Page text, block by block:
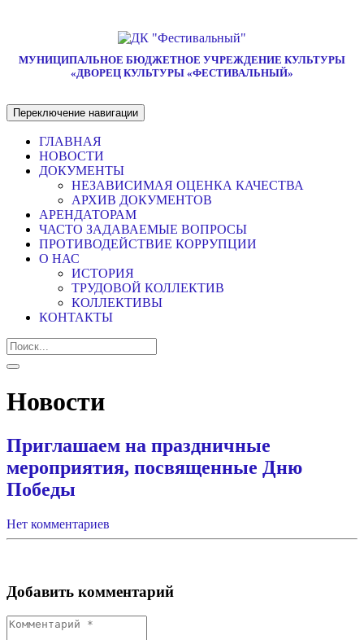
МУНИЦИПАЛЬНОЕ БЮДЖЕТНОЕ УЧРЕЖДЕНИЕ КУЛЬТУРЫ
«ДВОРЕЦ КУЛЬТУРЫ «ФЕСТИВАЛЬНЫЙ»
Переключение навигации
ГЛАВНАЯ
НОВОСТИ
ДОКУМЕНТЫ
НЕЗАВИСИМАЯ ОЦЕНКА КАЧЕСТВА
АРХИВ ДОКУМЕНТОВ
АРЕНДАТОРАМ
ЧАСТО ЗАДАВАЕМЫЕ ВОПРОСЫ
ПРОТИВОДЕЙСТВИЕ КОРРУПЦИИ
О НАС
ИСТОРИЯ
ТРУДОВОЙ КОЛЛЕКТИВ
КОЛЛЕКТИВЫ
КОНТАКТЫ
Новости
Приглашаем на праздничные
мероприятия, посвященные Дню
Победы
Нет комментариев
Добавить комментарий